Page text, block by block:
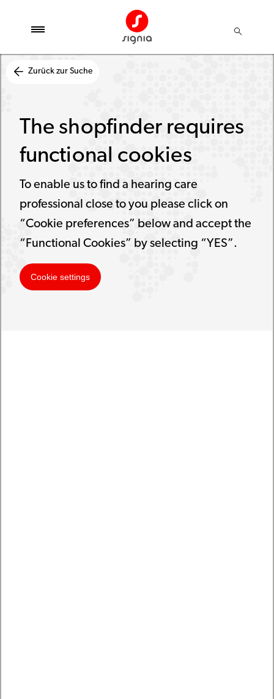
Zurück zur Suche
The shopfinder requires
functional cookies
To enable us to find a hearing care
professional close to you please click on
“Cookie preferences” below and accept the
“Functional Cookies” by selecting “YES”.
Cookie settings